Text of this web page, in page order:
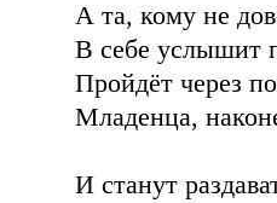
А та, кому не
В себе услышит
Пройдёт через
Младенца,
И станут